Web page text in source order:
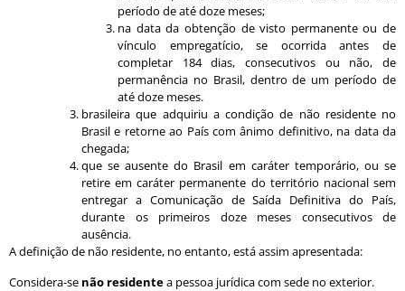
período de até doze meses;
na data da obtenção de visto permanente ou de
vínculo empregatício, se ocorrida antes de
completar 184 dias, consecutivos ou não, de
permanência no Brasil, dentro de um período de
até doze meses.
brasileira que adquiriu a condição de não residente no
Brasil e retorne ao País com ânimo definitivo, na data da
chegada;
que se ausente do Brasil em caráter temporário, ou se
retire em caráter permanente do território nacional sem
entregar a Comunicação de Saída Definitiva do País,
durante os primeiros doze meses consecutivos de
ausência.
A definição de não residente, no entanto, está assim apresentada:
Considera-se não residentea pessoa jurídica com sede no exterior.